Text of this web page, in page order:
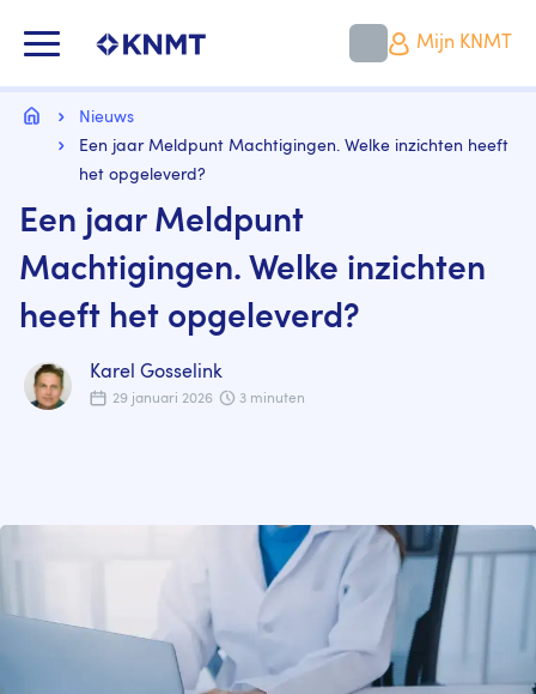
naar
gaan
Mijn KNMT
Kruimelpad
HomeNieuws
Een jaar Meldpunt Machtigingen. Welke inzichten heeft
het opgeleverd?
Een jaar Meldpunt
Machtigingen. Welke inzichten
heeft het opgeleverd?
Karel Gosselink
29 januari 2026 3 minuten
Image